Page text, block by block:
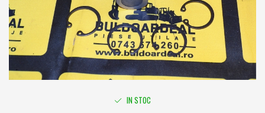
Caroserie / Cabina
Etansare
Garnituri
Simeringuri
Piese axe / punti
IN STOC